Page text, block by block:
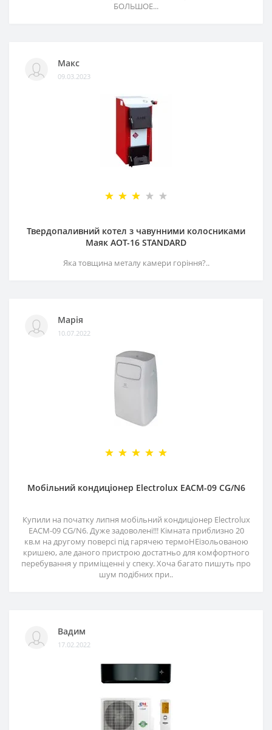
БОЛЬШОЕ...
Макс
09.03.2023
Твердопаливний котел з чавунними колосниками
Маяк АОТ-16 STANDARD
Яка товщина металу камери горіння?..
Марія
10.07.2022
Мобільний кондиціонер Electrolux EACM-09 CG/N6
Купили на початку липня мобільний кондиціонер Electrolux
EACM-09 CG/N6. Дуже задоволені!!! Кімната приблизно 20
кв.м на другому поверсі під гарячею термоНЕізольованою
кришею, але даного пристрою достатньо для комфортного
перебування у приміщенні у спеку. Хоча багато пишуть про
шум подібних при..
Вадим
17.02.2022